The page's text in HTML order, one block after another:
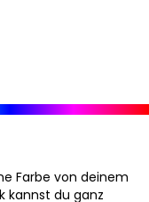
Farbe von deinem
kannst du ganz